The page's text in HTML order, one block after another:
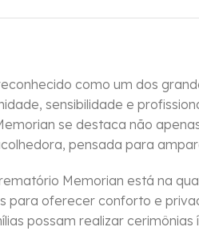
como um dos
sensibilidade e
se destaca não
pensada para
Memorian está na
para oferecer conforto e
possam realizar